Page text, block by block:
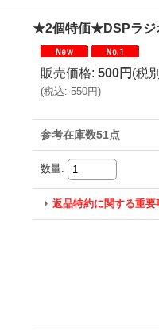
★2個特価★DSPラジ
販売価格: 500円 (税
(税込: 550円)
参考在庫数51点
数量:
返品特約に関する重要